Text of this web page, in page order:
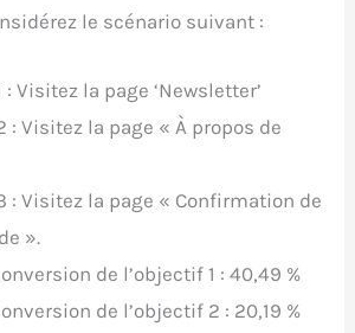
le scénario suivant :
Visitez la page ‘Newsletter’
: Visitez la page « À propos de
: Visitez la page « Confirmation de
».
de l’objectif 1 : 40,49 %
de l’objectif 2 : 20,19 %